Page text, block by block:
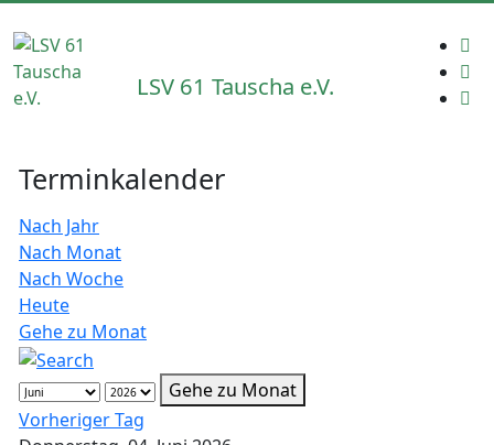
LSV 61 Tauscha e.V.
Terminkalender
Nach Jahr
Nach Monat
Nach Woche
Heute
Gehe zu Monat
Gehe zu Monat
Vorheriger Tag